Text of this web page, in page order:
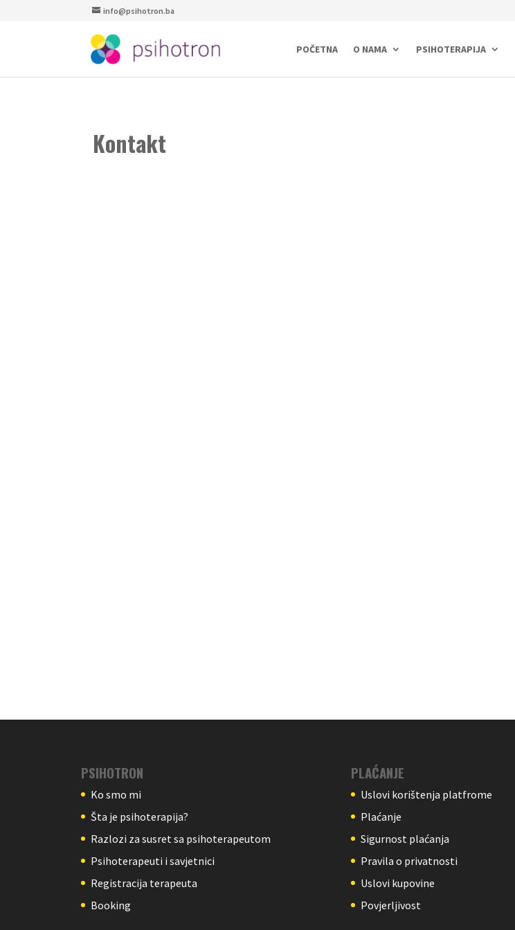
info@psihotron.ba
POČETNA O NAMA PSIHOTERAPIJA
Kontakt
PSIHOTRON
Ko smo mi
Šta je psihoterapija?
Razlozi za susret sa psihoterapeutom
Psihoterapeuti i savjetnici
Registracija terapeuta
Booking
PLAĆANJE
Uslovi korištenja platfrome
Plaćanje
Sigurnost plaćanja
Pravila o privatnosti
Uslovi kupovine
Povjerljivost